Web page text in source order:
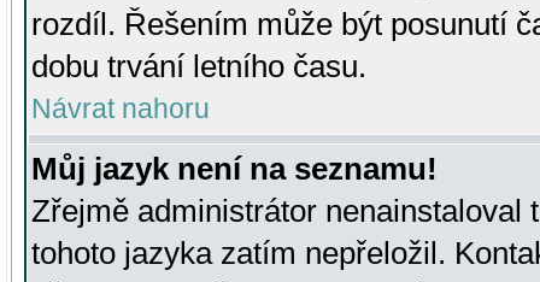
rozdíl. Řešením může být posunutí
dobu trvání letního času.
Návrat nahoru
Můj jazyk není na seznamu!
Zřejmě administrátor nenainstaloval
tohoto jazyka zatím nepřeložil.